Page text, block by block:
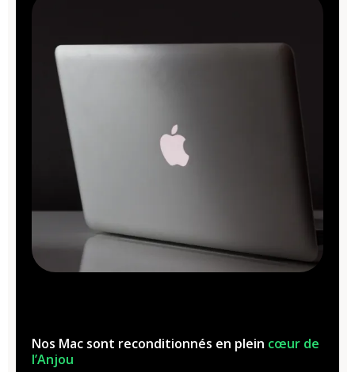
Nos Mac sont reconditionnés en plein cœur de
l’Anjou